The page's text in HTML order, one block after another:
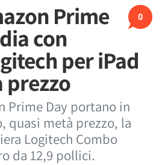
0
Prime
con
per iPad
prezzo
Prime Day portano in
quasi metà prezzo, la
Logitech Combo
da 12,9 pollici.